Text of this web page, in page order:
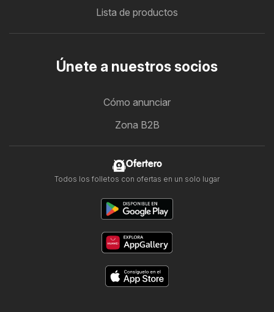
Lista de productos
Únete a nuestros socios
Cómo anunciar
Zona B2B
Ofertero
Todos los folletos con ofertas en un solo lugar